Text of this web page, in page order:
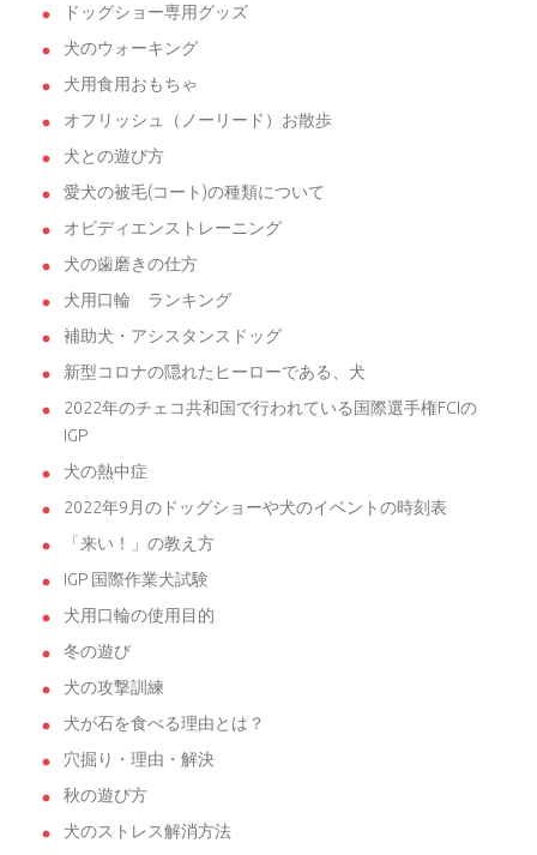
ドッグショー専用グッズ
犬のウォーキング
犬用食用おもちゃ
オフリッシュ（ノーリード）お散歩
犬との遊び方
愛犬の被毛(コート)の種類について
オビディエンストレーニング
犬の歯磨きの仕方
犬用口輪 ランキング
補助犬・アシスタンスドッグ
新型コロナの隠れたヒーローである、犬
2022年のチェコ共和国で行われている国際選手権FCIの
IGP
犬の熱中症
2022年9月のドッグショーや犬のイベントの時刻表
「来い！」の教え方
IGP 国際作業犬試験
犬用口輪の使用目的
冬の遊び
犬の攻撃訓練
犬が石を食べる理由とは？
穴掘り・理由・解決
秋の遊び方
犬のストレス解消方法